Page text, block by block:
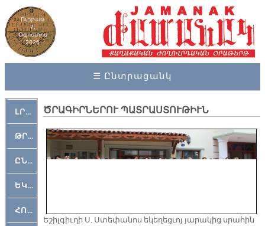
Ուրբաթ
7,
Օգոստոս
2026
☰ Ընտրացանկ
ԼՐԱՀՈՍ
ԹՐՔԱՀԱՅ ԿԵԱՆՔ
ԸՆԿԵՐԱՄՇԱԿՈՒԹԱՅԻՆ
ԵԿԵՂԵՑԱԿԱՆ
ՀՈԳԵՄՏԱՒՈՐ
ԾՐԱԳԻՐՆԵՐՈՒ ՊԱՏՐԱՍՏՈՒԹԻՒՆ
Ե­շիլ­գիւ­ղի Ս. Ստե­փա­նոս ե­կե­ղեց­ւոյ յա­րա­կից սրա­հին